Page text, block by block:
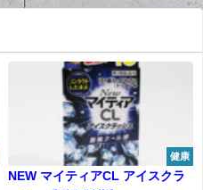
健康
NEW マイティアCL アイスクラ